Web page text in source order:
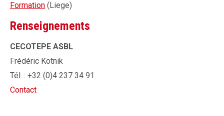
Formation (Liege)
Renseignements
CECOTEPE ASBL
Frédéric Kotnik
Tél. : +32 (0)4 237 34 91
Contact